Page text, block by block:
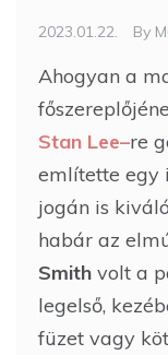
2023.01.22. By
Ahogyan a
Stan Lee–re
említette egy
jogán is
habár az
Smith volt a
legelső,
füzet vagy